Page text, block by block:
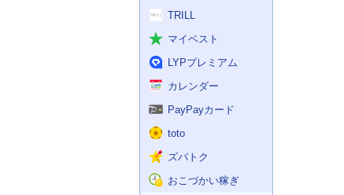
TRILL
マイベスト
LYPプレミアム
カレンダー
PayPayカード
toto
ズバトク
おこづかい稼ぎ